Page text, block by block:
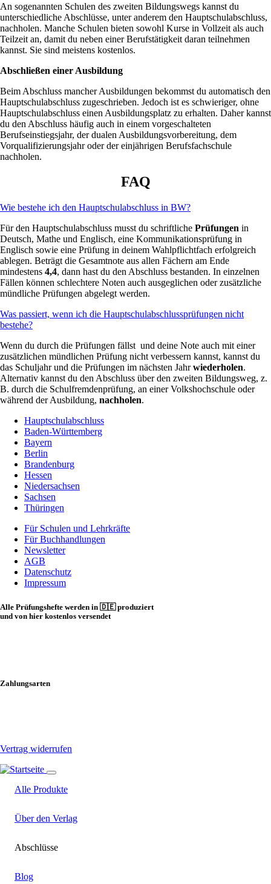
An sogenannten Schulen des zweiten Bildungswegs kannst du
unterschiedliche Abschlüsse, unter anderem den Hauptschulabschluss,
nachholen. Manche Schulen bieten sowohl Kurse in Vollzeit als auch
Teilzeit an, damit du neben einer Berufstätigkeit daran teilnehmen
kannst. Sie sind meistens kostenlos.
Abschließen einer Ausbildung
Beim Abschluss mancher Ausbildungen bekommst du automatisch den
Hauptschulabschluss zugeschrieben. Jedoch ist es schwieriger, ohne
Hauptschulabschluss einen Ausbildungsplatz zu erhalten. Daher kannst
du den Abschluss häufig auch in einem vorgeschalteten
Berufseinstiegsjahr, der dualen Ausbildungsvorbereitung, dem
Vorqualifizierungsjahr oder der einjährigen Berufsfachschule
nachholen.
FAQ
Wie bestehe ich den Hauptschulabschluss in BW?
Für den Hauptschulabschluss musst du schriftliche Prüfungen in
Deutsch, Mathe und Englisch, eine Kommunikationsprüfung in
Englisch sowie eine Prüfung in deinem Wahlpflichtfach erfolgreich
ablegen. Beträgt die Gesamtnote aus allen Fächern am Ende
mindestens 4,4, dann hast du den Abschluss bestanden. In einzelnen
Fällen können schlechtere Noten auch ausgeglichen oder zusätzliche
mündliche Prüfungen abgelegt werden.
Was passiert, wenn ich die Hauptschulabschlussprüfungen nicht
bestehe?
Wenn du durch die Prüfungen fällst und deine Note auch mit einer
zusätzlichen mündlichen Prüfung nicht verbessern kannst, kannst du
das Schuljahr und die Prüfungen im nächsten Jahrwiederholen.
Alternativ kannst du den Abschluss über den zweiten Bildungsweg, z.
B. durch die Schulfremdenprüfung, an einer Volkshochschule oder
während der Ausbildung, nachholen.
Hauptschulabschluss
Navigation
Hauptschulabschluss
Baden-Württemberg
Bayern
Berlin
Brandenburg
Hessen
Niedersachsen
Sachsen
Thüringen
Footer
menu
Für Schulen und Lehrkräfte
Für Buchhandlungen
Newsletter
AGB
Datenschutz
Impressum
Alle Prüfungshefte werden in 🇩🇪 produziert
und von hier kostenlos versendet
Zahlungsarten
Vertrag widerrufen
Alle Produkte
Über den Verlag
Abschlüsse
Blog